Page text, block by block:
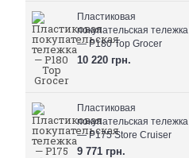
Пластиковая
покупательская тележка
— P180 Top Grocer
10 220 грн.
Пластиковая
покупательская тележка
— P175 Store Cruiser
9 771 грн.